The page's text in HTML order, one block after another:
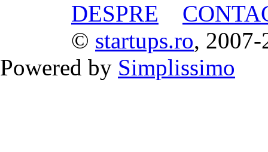
DESPRE
© startups.ro, 2007-
Powered by Simplissimo